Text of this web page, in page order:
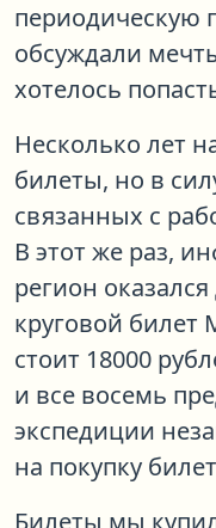
периодическую
обсуждали
хотелось
Несколько лет
билеты, но в
связанных с
В этот же раз,
регион
круговой
стоит 18000
и все восемь
экспедиции
на покупку